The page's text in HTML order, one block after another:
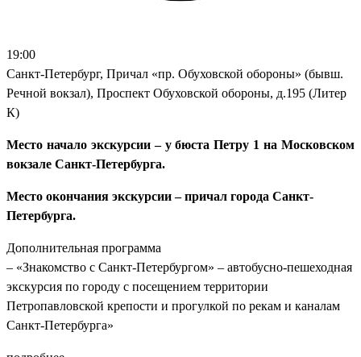
19:00
Санкт-Петербург, Причал «пр. Обуховской обороны» (бывш.
Речной вокзал), Проспект Обуховской обороны, д.195 (Литер
К)
Место начало экскурсии – у бюста Петру 1 на Московском
вокзале Санкт-Петербурга.
Место окончания экскурсии – причал города Санкт-
Петербурга.
Дополнительная программа
– «Знакомство с Санкт-Петербургом» – автобусно-пешеходная
экскурсия по городу с посещением территории
Петропавловской крепости и прогулкой по рекам и каналам
Санкт-Петербурга»